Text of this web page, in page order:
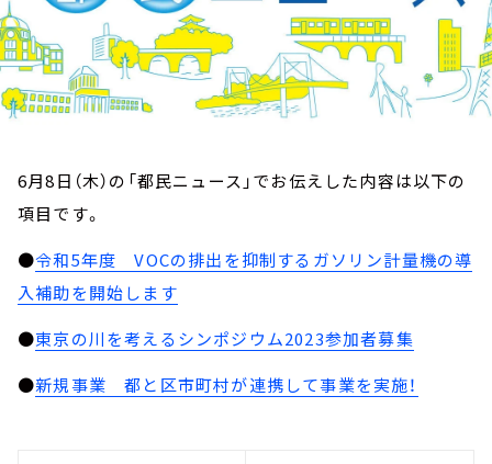
6月8日（木）の「都民ニュース」でお伝えした内容は以下の
項目です。
●令和5年度 VOCの排出を抑制するガソリン計量機の導
入補助を開始します
●東京の川を考えるシンポジウム2023参加者募集
●新規事業 都と区市町村が連携して事業を実施！